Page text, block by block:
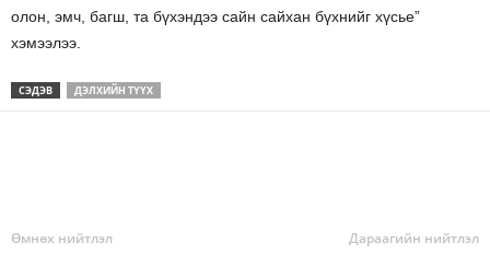
олон, эмч, багш, та бүхэндээ сайн сайхан бүхнийг хүсье”
хэмээлээ.
СЭДЭВ ДЭЛХИЙН ТҮҮХ
Өмнөх нийтлэл Дараагийн нийтлэл